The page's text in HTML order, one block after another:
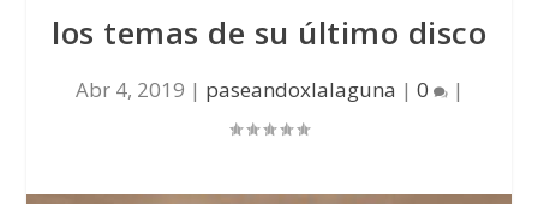
los temas de su último disco
Abr 4, 2019 | paseandoxlalaguna | 0 |